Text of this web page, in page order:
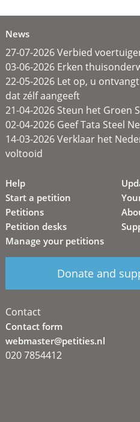
News
27-07-2026 Verbied
03-06-2026 Erken
22-05-2026 Let op, u
dat zélf aangeeft
21-04-2026 Steun het Groen
02-04-2026 Geef Tata Steel
14-03-2026 Verklaar het
voltooid
Help
Start a petition
Petitions
Petition desks
Manage your petitions
Donate and
Contact
Contact form
webmaster@petities.nl
020 7854412